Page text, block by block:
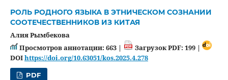
РОЛЬ РОДНОГО ЯЗЫКА В ЭТНИЧЕСКОМ СОЗНАНИИ
СООТЕЧЕСТВЕННИКОВ ИЗ КИТАЯ
Алия Рымбекова
Просмотров аннотации: 663 |
Загрузок PDF: 199 |
DOIhttps://doi.org/10.63051/kos.2025.4.278
PDF